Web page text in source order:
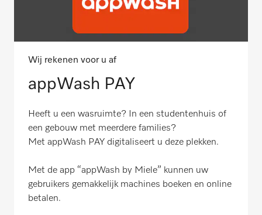
Wij rekenen voor u af
appWash PAY
Heeft u een wasruimte? In een studentenhuis of
een gebouw met meerdere families?
Met appWash PAY digitaliseert u deze plekken.
Met de app “appWash by Miele” kunnen uw
gebruikers gemakkelijk machines boeken en online
betalen.